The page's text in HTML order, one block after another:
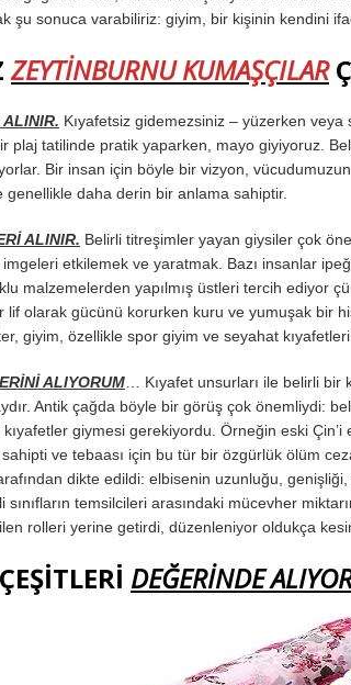
şu sonuca varabiliriz: giyim, bir kişinin kendini
ZEYTİNBURNU KUMAŞÇILAR
Kıyafetsiz gidemezsiniz – yüzerken
plaj tatilinde pratik yaparken, mayo giyiyoruz.
Bir insan için böyle bir vizyon,
genellikle daha derin bir anlama sahiptir.
ALINIR. Belirli titreşimler yayan giysiler çok
etkilemek ve yaratmak. Bazı insanlar
malzemelerden yapılmış üstleri tercih ediyor
lif olarak gücünü korurken kuru ve yumuşak bir
giyim, özellikle spor giyim ve seyahat
ALIYORUM … Kıyafet unsurları ile belirli
Antik çağda böyle bir görüş çok önemliydi:
giymesi gerekiyordu. Örneğin eski Çin’i
ve tebaası için bu tür bir özgürlük ölüm
dikte edildi: elbisenin uzunluğu, genişliği,
sınıfların temsilcileri arasındaki mücevher
rolleri yerine getirdi, düzenleniyor oldukça
DEĞERİNDE